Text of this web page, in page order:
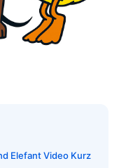
Elefant Video Kurz